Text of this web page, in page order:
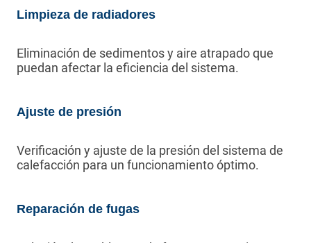
Limpieza de radiadores
Eliminación de sedimentos y aire atrapado que
puedan afectar la eficiencia del sistema.
Ajuste de presión
Verificación y ajuste de la presión del sistema de
calefacción para un funcionamiento óptimo.
Reparación de fugas